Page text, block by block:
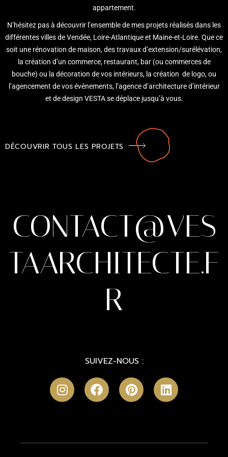
appartement.
N’hésitez pas à découvrir l’ensemble de mes projets réalisés dans les
différentes villes de Vendée, Loire-Atlantique et Maine-et-Loire. Que ce
soit une rénovation de maison, des travaux d’extension/surélévation,
la création d’un commerce, restaurant, bar (ou commerces de
bouche) ou la décoration de vos intérieurs, la création de logo, ou
l’agencement de vos événements, l’agence d’architecture d’intérieur
et de design VESTA se déplace jusqu’à vous.
DÉCOUVRIR TOUS LES PROJETS
CONTACT@VES
TAARCHITECTE.F
R
SUIVEZ-NOUS :